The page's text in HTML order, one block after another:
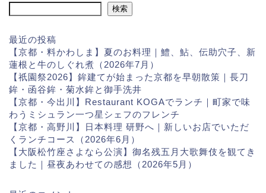
検索
最近の投稿
【京都・料かわしま】夏のお料理｜鱧、鮎、伝助穴子、新
蓮根と牛のしぐれ煮（2026年7月）
【祇園祭2026】鉾建てが始まった京都を早朝散策｜長刀
鉾・函谷鉾・菊水鉾と御手洗井
【京都・今出川】Restaurant KOGAでランチ｜町家で味
わうミシュラン一つ星シェフのフレンチ
【京都・高野川】日本料理 研野へ｜新しいお店でいただ
くランチコース（2026年6月）
【大阪松竹座さよなら公演】御名残五月大歌舞伎を観てき
ました｜昼夜あわせての感想（2026年5月）